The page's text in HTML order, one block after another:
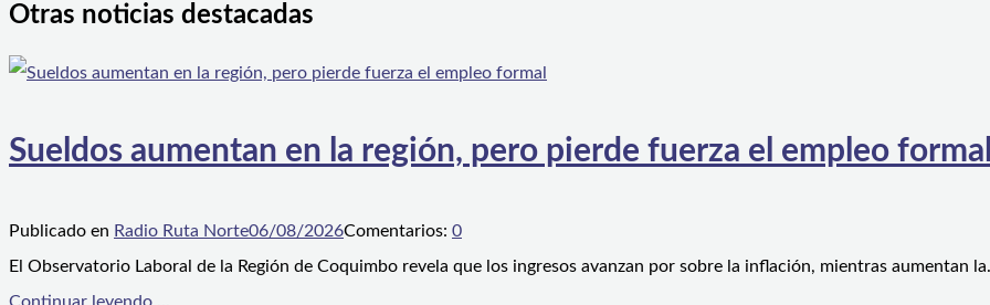
Otras noticias destacadas
Sueldos aumentan en la región, pero pierde fuerza el empleo formal
Publicado en Radio Ruta Norte06/08/2026Comentarios: 0
El Observatorio Laboral de la Región de Coquimbo revela que los ingresos avanzan por sobre la inflación, mientras aumentan